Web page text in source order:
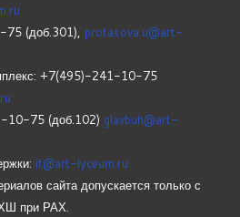
75 (доб.301), protasova.u@art-
+7(495)-241-10-75
10-75 (доб.102) glavbuh@art-
it@art-lyceum.ru
сайта допускается только с
при РАХ.